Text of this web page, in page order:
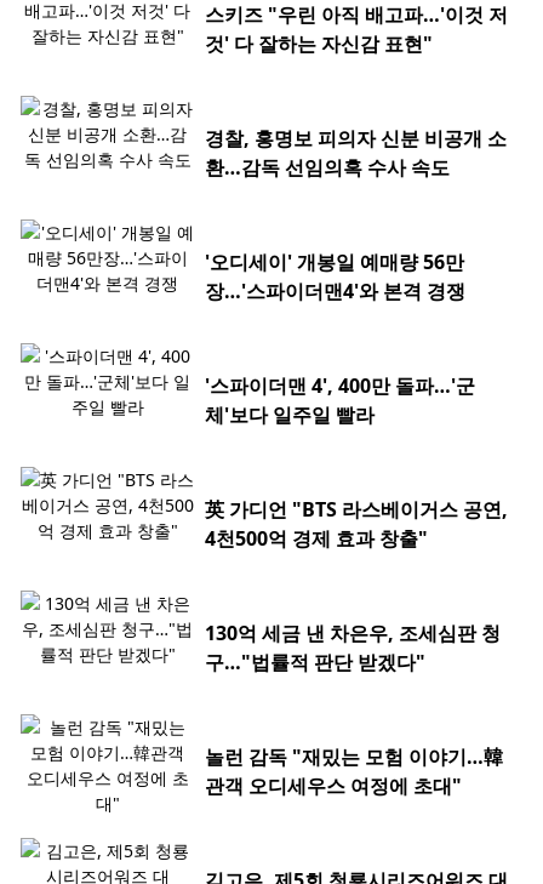
스키즈 "우린 아직 배고파…'이것 저
것' 다 잘하는 자신감 표현"
경찰, 홍명보 피의자 신분 비공개 소
환…감독 선임의혹 수사 속도
'오디세이' 개봉일 예매량 56만
장…'스파이더맨4'와 본격 경쟁
'스파이더맨 4', 400만 돌파…'군
체'보다 일주일 빨라
英 가디언 "BTS 라스베이거스 공연,
4천500억 경제 효과 창출"
130억 세금 낸 차은우, 조세심판 청
구…"법률적 판단 받겠다"
놀런 감독 "재밌는 모험 이야기…韓
관객 오디세우스 여정에 초대"